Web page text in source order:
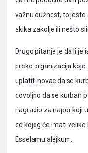
važnu dužnost, to jeste
akika zakolje ili nešto
Drugo pitanje je da li je
preko organizacija koje
uplatiti novac da se
dovoljno da se kurban
nagradio za napor koji
od kojeg će imati velike
Esselamu alejkum.